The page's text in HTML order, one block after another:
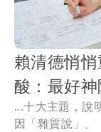
賴清德悄
酸：最好神
...十大主題，說
因「雜質說」、